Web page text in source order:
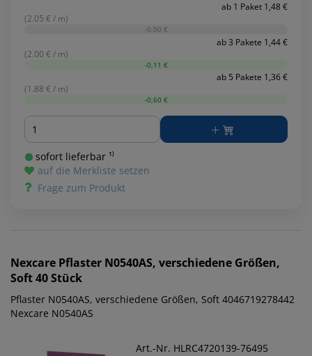
ab 1 Paket 1,48 €
(2.05 € / m)
-0,00 €
ab 3 Pakete 1,44 €
(2.00 € / m)
-0,11 €
ab 5 Pakete 1,36 €
(1.88 € / m)
-0,60 €
Menge
sofort lieferbar ¹⁾
auf die Merkliste setzen
Frage zum Produkt
Nexcare Pflaster N0540AS, verschiedene Größen,
Soft 40 Stück
Pflaster N0540AS, verschiedene Größen, Soft 4046719278442
Nexcare N0540AS
Art.-Nr. HLRC4720139-76495